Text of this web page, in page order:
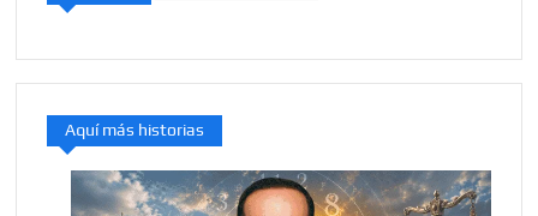
Aquí más historias